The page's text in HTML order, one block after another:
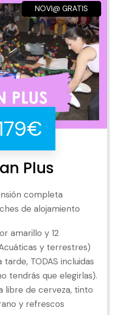
NOVI@ GRATIS
Plus
completa
de alojamiento
amarillo y 12
y terrestres)
TODAS incluidas
tendrás que elegirlas).
libre de cerveza, tinto
y refrescos